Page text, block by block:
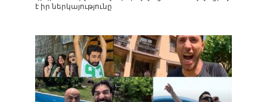
է իր ներկայությունը